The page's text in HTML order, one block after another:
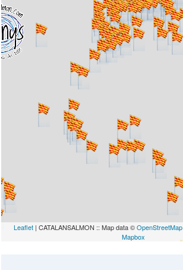
Leaflet | CATALANSALMON :: Map data ©OpenStreetMap
Mapbox